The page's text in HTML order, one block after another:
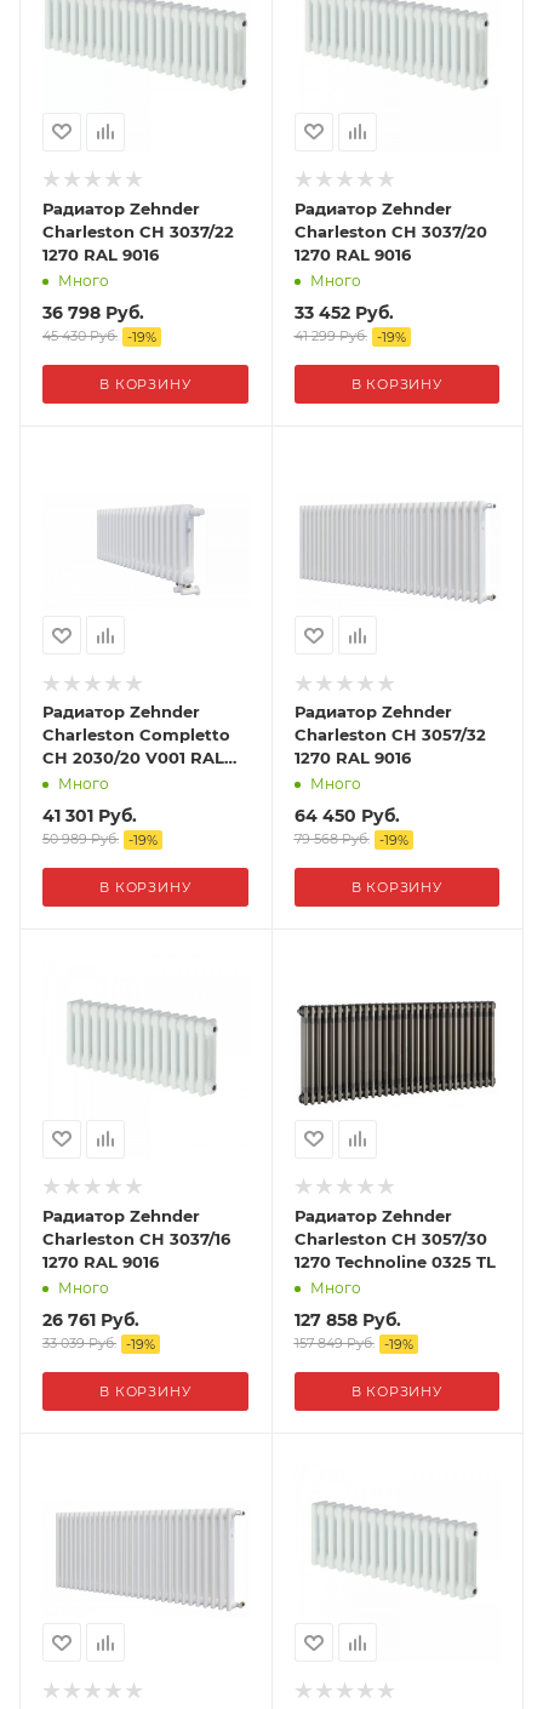
Радиатор Zehnder
Charleston CH 3037/22
1270 RAL 9016
Много
36 798 Руб.
45 430Руб. -19%
В КОРЗИНУ
Радиатор Zehnder
Charleston CH 3037/20
1270 RAL 9016
Много
33 452Руб.
41 299Руб. -19%
В КОРЗИНУ
Радиатор Zehnder
Charleston Completto
CH 2030/20 V001 RAL
9016Много
41 301 Руб.
50 989Руб. -19%
В КОРЗИНУ
Радиатор Zehnder
Charleston CH 3057/32
1270 RAL 9016
Много
64 450 Руб.
79 568Руб. -19%
В КОРЗИНУ
Радиатор Zehnder
Charleston CH 3037/16
1270 RAL 9016
Много
26 761 Руб.
33 039Руб. -19%
В КОРЗИНУ
Радиатор Zehnder
Charleston CH 3057/30
1270 Technoline 0325 TL
Много
127 858Руб.
157 849Руб. -19%
В КОРЗИНУ